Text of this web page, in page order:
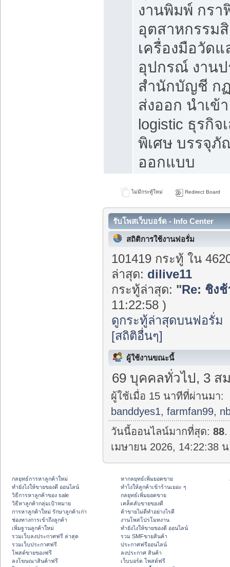
งานพิมพ์ กรา
อุตสาหกรรม
เครื่องมือวัดแ
อุปกรณ์ งานป
สำนักบัญชี ก
ส่งออก นำเข้
logistic ธุรกิจ
พิเศษ บรรจุ
ออกแบบ
ไม่มีกระทู้ใหม่ Redirect Board
รับโพสเว็บบอร์ด - Info Center
สถิติการใช้งานฟอรั่ม
101419 กระทู้ ใน
ล่าสุด: dilive11
กระทู้ล่าสุด: "Re: ชิงช้
11:22:58 )
ดูกระทู้ล่าสุดบนฟอรั่ม
[สถิติอื่นๆ]
ผู้ใช้งานขณะนี้
69 บุคคลทั่วไป, 3 ส
ผู้ใช้เมื่อ 15 นาทีที่ผ่านมา:
banddyes1,farmfan99,
วันนี้ออนไลน์มากที่สุด:88.
เมษายน 2026, 14:22:38
กลยุทธ์การหาลูกค้าใหม่
ทํายังไงให้ขายของดี ออนไลน์
วิธีการหาลูกค้าของ sale
วิธีหาลูกค้ากลุ่มเป้าหมาย
การหาลูกค้าใหม่ รักษาลูกค้าเก่า
ช่องทางการเข้าถึงลูกค้า
เพิ่มฐานลูกค้าใหม่
รวมเว็บลงประกาศฟรี ล่าสุด
รวมเว็บประกาศฟรี
โพสต์ขายของฟรี
ลงโฆษณาสินค้าฟรี
หากลยุทธ์เพิ่มยอดขาย
ทําไงให้ลูกค้าเข้าร้านเยอะ ๆ
กลยุทธ์เพิ่มยอดขาย
เคล็ดลับขายของดี
ค้าขายไม่ดีทำอย่างไรดี
งานโพสโปรโมทงาน
ทํายังไงให้ขายของดี ออนไลน์
รวม SMFขายสินค้า
ประกาศฟรีออนไลน์
ลงประกาศ สินค้า
เว็บบอร์ด โพสต์ฟรี